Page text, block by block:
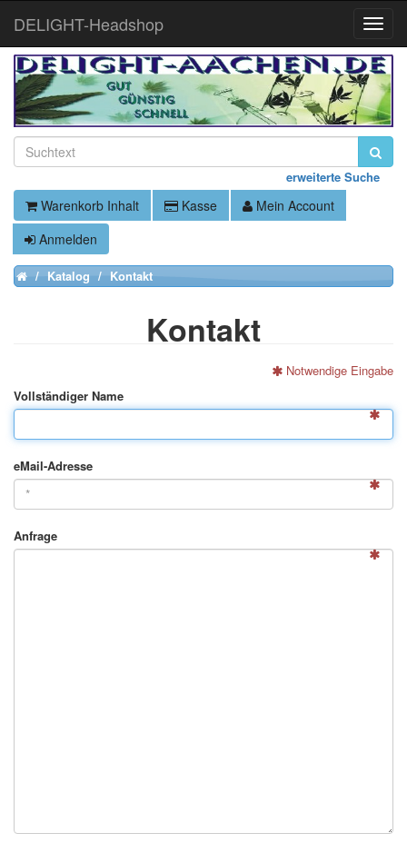
erweiterte Suche
Warenkorb Inhalt Kasse
Mein Account
Anmelden
HomeKatalog Kontakt
Kontakt
Notwendige Eingabe
Vollständiger Name
eMail-Adresse
Anfrage
Toggle
DELIGHT-Headshop